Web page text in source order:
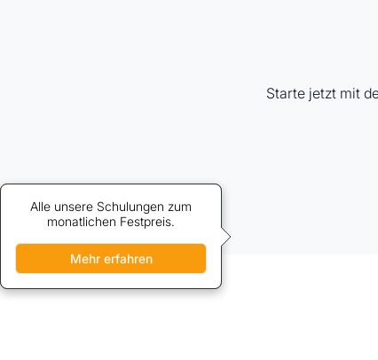
Starte jetzt mit
Credits bieten vergünstigten
Zugang zu unseren Schulungen.
Mehr erfahren
Alle unsere Schulungen zum
monatlichen Festpreis.
Mehr erfahren